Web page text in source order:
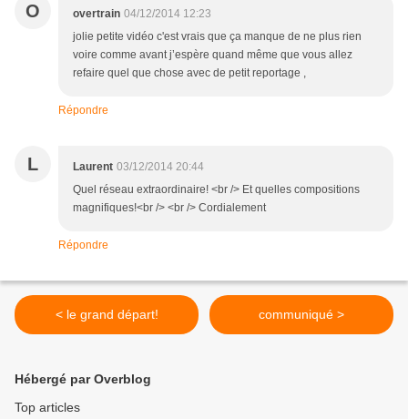
O overtrain 04/12/2014 12:23
jolie petite vidéo c'est vrais que ça manque de ne plus rien
voire comme avant j’espère quand même que vous allez
refaire quel que chose avec de petit reportage ,
Répondre
L Laurent 03/12/2014 20:44
Quel réseau extraordinaire! <br /> Et quelles compositions
magnifiques!<br /> <br /> Cordialement
Répondre
< le grand départ! communiqué >
Hébergé par Overblog
Top articles